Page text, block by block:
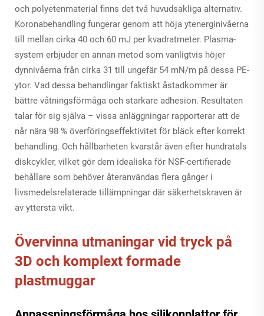
och polyetenmaterial finns det två huvudsakliga alternativ.
Koronabehandling fungerar genom att höja ytenerginivåerna
till mellan cirka 40 och 60 mJ per kvadratmeter. Plasma-
system erbjuder en annan metod som vanligtvis höjer
dynnivåerna från cirka 31 till ungefär 54 mN/m på dessa PE-
ytor. Vad dessa behandlingar faktiskt åstadkommer är
bättre våtningsförmåga och starkare adhesion. Resultaten
talar för sig själva – vissa anläggningar rapporterar att de
når nära 98 % överföringseffektivitet för bläck efter korrekt
behandling. Och hållbarheten kvarstår även efter hundratals
diskcykler, vilket gör dem idealiska för NSF-certifierade
behållare som behöver återanvändas flera gånger i
livsmedelsrelaterade tillämpningar där säkerhetskraven är
av yttersta vikt.
Övervinna utmaningar vid tryck på
3D och komplext formade
plastmuggar